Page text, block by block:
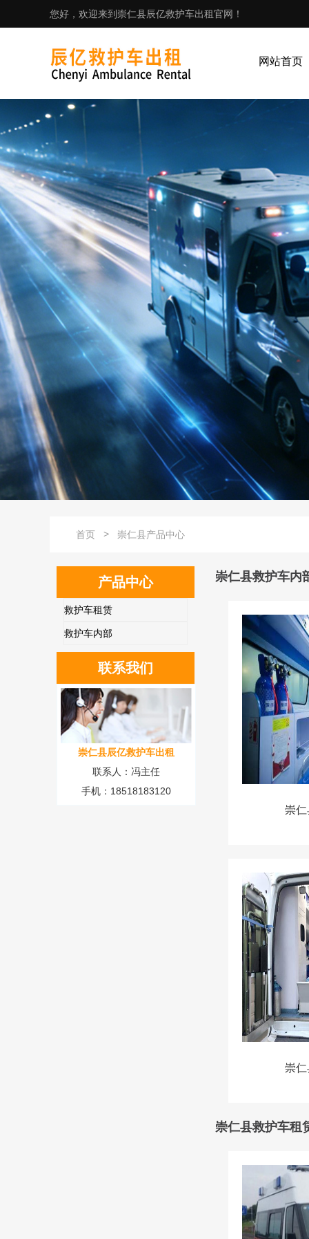
您好，欢迎来到崇仁县辰亿救护车出租官网！
网站首页
首页 > 崇仁县产品中心
产品中心
救护车内部
救护车租赁
联系我们
崇仁县辰亿救护车出租
联系人：冯主任
手机：18518183120
崇仁县救护车内
崇
崇
崇仁县救护车租